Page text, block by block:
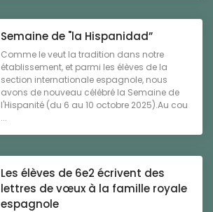
Semaine de "la Hispanidad”
Comme le veut la tradition dans notre
établissement, et parmi les élèves de la
section internationale espagnole, nous
avons de nouveau célébré la Semaine de
l'Hispanité (du 6 au 10 octobre 2025).Au cou
...
Les élèves de 6e2 écrivent des
lettres de vœux à la famille royale
espagnole